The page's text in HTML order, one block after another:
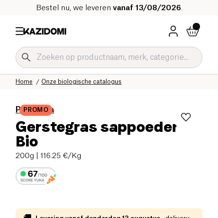
Bestel nu, we leveren vanaf 13/08/2026
Onze biologische catalogus
Home
PROMO
Purasana
Gerstegras sappoeder
Bio
200g | 116.25 €/Kg